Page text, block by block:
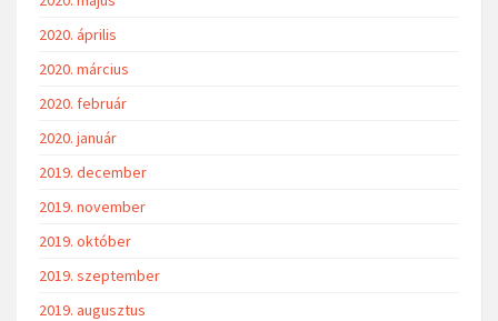
2020. április
2020. március
2020. február
2020. január
2019. december
2019. november
2019. október
2019. szeptember
2019. augusztus